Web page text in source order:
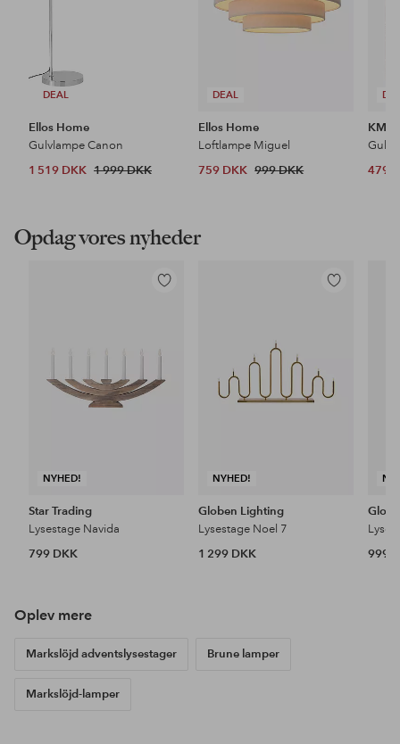
DEAL
Ellos Home
Gulvlampe Canon
1 519 DKK 1 999 DKK
DEAL
Ellos Home
Loftlampe Miguel
759 DKK 999 DKK
KM
479
Opdag vores nyheder
NYHED!
Tilføj
Star Trading
Lysestage Navida
799 DKK
NYHED!
Tilføj
Globen Lighting
Lysestage Noel 7
1 299 DKK
999
Oplev mere
Markslöjd adventslysestager Brune lamper
Markslöjd-lamper